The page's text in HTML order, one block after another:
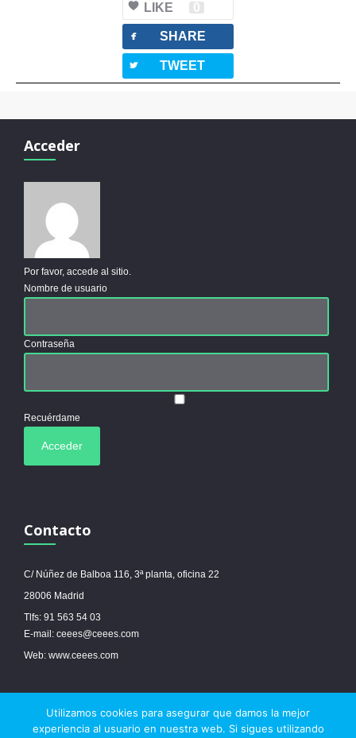
LIKE 0
facebook SHARE
twitterbird TWEET
Acceder
Por favor, accede al sitio.
Nombre de usuario
Contraseña
Recuérdame
Contacto
C/ Núñez de Balboa 116, 3ª planta, oficina 22
28006 Madrid
Tlfs: 91 563 54 03
E-mail: ceees@ceees.com
Web: www.ceees.com
© 2017 Ceees - Sitio web desarrollado por espa.es-Aviso legal -Política de
Utilizamos cookies para asegurar que damos la mejor
experiencia al usuario en nuestra web. Si sigues utilizando